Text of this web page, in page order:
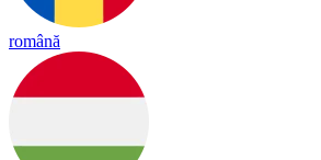
română